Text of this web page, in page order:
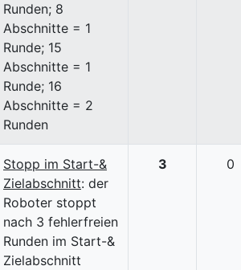
Runden; 8
Abschnitte = 1
Runde; 15
Abschnitte = 1
Runde; 16
Abschnitte = 2
Runden
Stopp im Start-&
Zielabschnitt: der
Roboter stoppt
nach 3 fehlerfreien
Runden im Start-&
Zielabschnitt
3 0